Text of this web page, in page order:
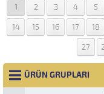
1 2 3 4 5
14 15 16 17 18
27
ÜRÜN GRUPLARI